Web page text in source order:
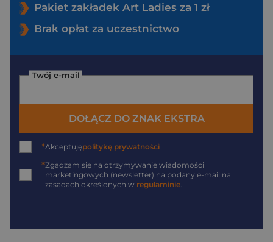
Pakiet zakładek Art Ladies za 1 zł
Brak opłat za uczestnictwo
Twój e-mail
DOŁĄCZ DO ZNAK EKSTRA
*Akceptujępolitykę prywatności
*Zgadzam się na otrzymywanie wiadomości
marketingowych (newsletter) na podany e-mail na
zasadach określonych w regulaminie